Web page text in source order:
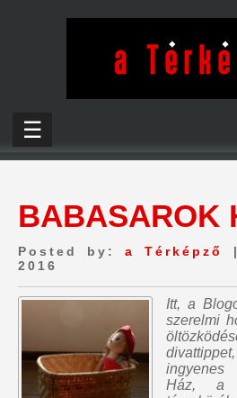
☰
BABASAROK
Posted by:a Térképző
2016
Itt, a
szerelmi
ingyenes
Ház, a